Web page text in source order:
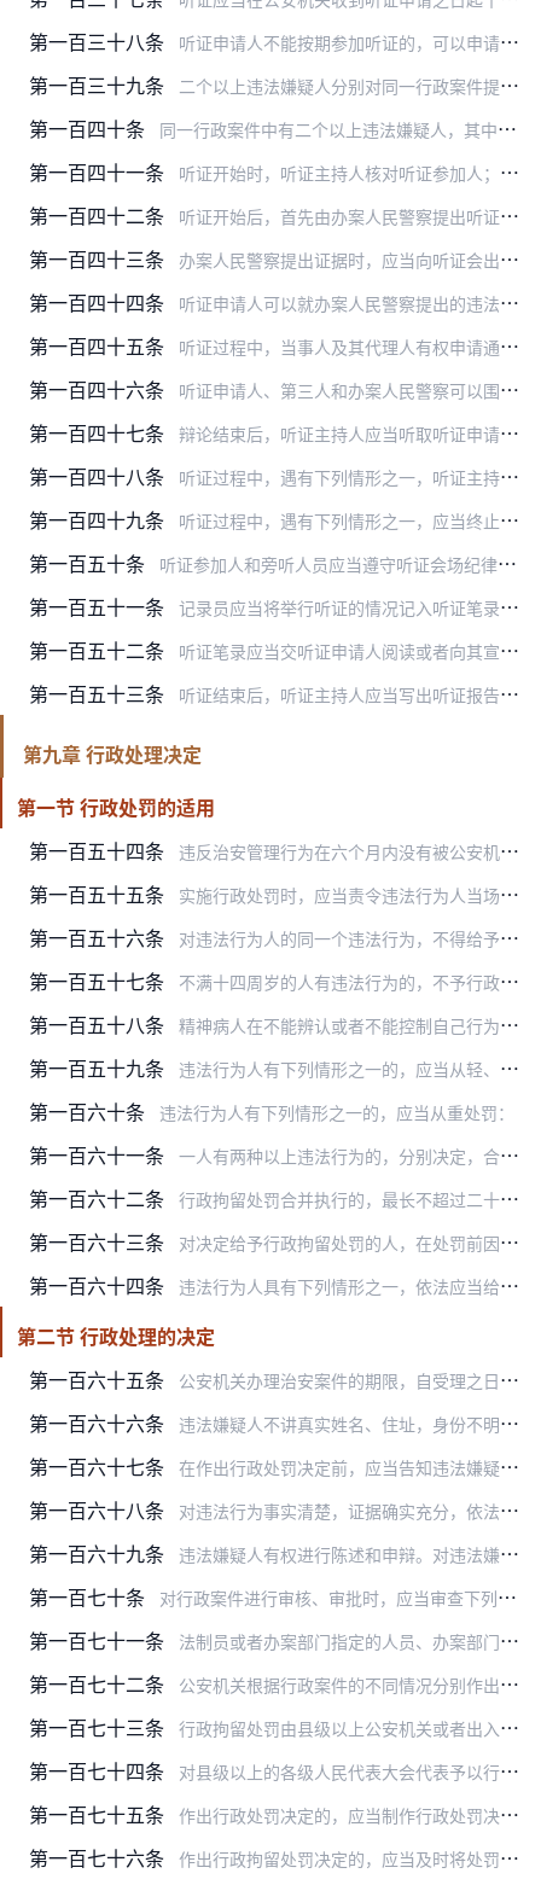
第一百三十八条 听证申请人不能按期参加听证的，可以申请延期，是否准许，由听证主持人决定。
第一百三十九条 二个以上违法嫌疑人分别对同一行政案件提出听证要求的，可以合并举行。
第一百四十条 同一行政案件中有二个以上违法嫌疑人，其中部分违法嫌疑人提出听证申请的，应当在听证举行后一并作出处理决定。
第一百四十一条 听证开始时，听证主持人核对听证参加人；宣布案由；宣布听证员、记录员和翻译人员名单；告知当事人在听证中的权利和义务；询问当事人是否提出回避申请；对不公开听证的行政…
第一百四十二条 听证开始后，首先由办案人民警察提出听证申请人违法的事实、证据和法律依据及行政处罚意见。
第一百四十三条 办案人民警察提出证据时，应当向听证会出示。对证人证言、鉴定意见、勘验笔录和其他作为证据的文书，应当当场宣读。
第一百四十四条 听证申请人可以就办案人民警察提出的违法事实、证据和法律依据以及行政处罚意见进行陈述、申辩和质证，并可以提出新的证据。
第一百四十五条 听证过程中，当事人及其代理人有权申请通知新的证人到会作证，调取新的证据。对上述申请，听证主持人应当当场作出是否同意的决定；申请重新鉴定的，按照本规定第七章第五节…
第一百四十六条 听证申请人、第三人和办案人民警察可以围绕案件的事实、证据、程序、适用法律、处罚种类和幅度等问题进行辩论。
第一百四十七条 辩论结束后，听证主持人应当听取听证申请人、第三人、办案人民警察各方最后陈述意见。
第一百四十八条 听证过程中，遇有下列情形之一，听证主持人可以中止听证：
第一百四十九条 听证过程中，遇有下列情形之一，应当终止听证：
第一百五十条 听证参加人和旁听人员应当遵守听证会场纪律。对违反听证会场纪律的，听证主持人应当警告制止；对不听制止，干扰听证正常进行的旁听人员，责令其退场。
第一百五十一条 记录员应当将举行听证的情况记入听证笔录。听证笔录应当载明下列内容：
第一百五十二条 听证笔录应当交听证申请人阅读或者向其宣读。听证笔录中的证人陈述部分，应当交证人阅读或者向其宣读。听证申请人或者证人认为听证笔录有误的，可以请求补充或者改正。听证…
第一百五十三条 听证结束后，听证主持人应当写出听证报告书，连同听证笔录一并报送公安机关负责人。
第九章 行政处理决定
第一节 行政处罚的适用
第一百五十四条
违反治安管理行为在六个月内没有被公安机关发现，其他违法行为在二年内没有被公安机关发现的，不再给予行政处罚。
第一百五十五条 实施行政处罚时，应当责令违法行为人当场或者限期改正违法行为。
第一百五十六条 对违法行为人的同一个违法行为，不得给予两次以上罚款的行政处罚。
第一百五十七条 不满十四周岁的人有违法行为的，不予行政处罚，但是应当责令其监护人严加管教，并在不予行政处罚决定书中载明。已满十四周岁不满十八周岁的人有违法行为的，从轻或者减轻行…
第一百五十八条 精神病人在不能辨认或者不能控制自己行为时有违法行为的，不予行政处罚，但应当责令其监护人严加看管和治疗，并在不予行政处罚决定书中载明。间歇性精神病人在精神正常时有…
第一百五十九条 违法行为人有下列情形之一的，应当从轻、减轻处罚或者不予行政处罚：
第一百六十条 违法行为人有下列情形之一的，应当从重处罚：
第一百六十一条 一人有两种以上违法行为的，分别决定，合并执行，可以制作一份决定书，分别写明对每种违法行为的处理内容和合并执行的内容。
第一百六十二条 行政拘留处罚合并执行的，最长不超过二十日。
第一百六十三条 对决定给予行政拘留处罚的人，在处罚前因同一行为已经被采取强制措施限制人身自由的时间应当折抵。限制人身自由一日，折抵执行行政拘留一日。询问查证、继续盘问和采取约束…
第一百六十四条 违法行为人具有下列情形之一，依法应当给予行政拘留处罚的，应当作出处罚决定，但不送拘留所执行：
第二节 行政处理的决定
第一百六十五条
公安机关办理治安案件的期限，自受理之日起不得超过三十日；案情重大、复杂的，经上一级公安机关批准，可以延长三十日。办理其他行政案件，有法定办案期限的，按照相关法律…
第一百六十六条 违法嫌疑人不讲真实姓名、住址，身份不明，但只要违法事实清楚、证据确实充分的，可以按其自报的姓名并贴附照片作出处理决定，并在相关法律文书中注明。
第一百六十七条 在作出行政处罚决定前，应当告知违法嫌疑人拟作出行政处罚决定的事实、理由及依据，并告知违法嫌疑人依法享有陈述权和申辩权。单位违法的，应当告知其法定代表人、主要负责…
第一百六十八条 对违法行为事实清楚，证据确实充分，依法应当予以行政处罚，因违法行为人逃跑等原因无法履行告知义务的，公安机关可以采取公告方式予以告知。自公告之日起七日内，违法嫌疑…
第一百六十九条 违法嫌疑人有权进行陈述和申辩。对违法嫌疑人提出的新的事实、理由和证据，公安机关应当进行复核。
第一百七十条 对行政案件进行审核、审批时，应当审查下列内容：
第一百七十一条 法制员或者办案部门指定的人员、办案部门负责人、法制部门的人员可以作为行政案件审核人员。
第一百七十二条 公安机关根据行政案件的不同情况分别作出下列处理决定：
第一百七十三条 行政拘留处罚由县级以上公安机关或者出入境边防检查机关决定。依法应当对违法行为人予以行政拘留的，公安派出所、依法具有独立执法主体资格的公安机关业务部门应当报其所属…
第一百七十四条 对县级以上的各级人民代表大会代表予以行政拘留的，作出处罚决定前应当经该级人民代表大会主席团或者人民代表大会常务委员会许可。
第一百七十五条 作出行政处罚决定的，应当制作行政处罚决定书。决定书应当载明下列内容：
第一百七十六条 作出行政拘留处罚决定的，应当及时将处罚情况和执行场所或者依法不执行的情况通知被处罚人家属。